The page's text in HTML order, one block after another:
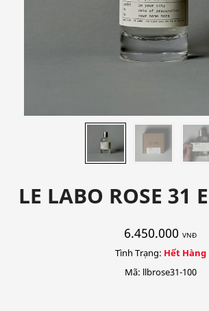
LE LABO ROSE 31
6.450.000 VNĐ
Tình Trạng: Hết Hàng
Mã: llbrose31-100